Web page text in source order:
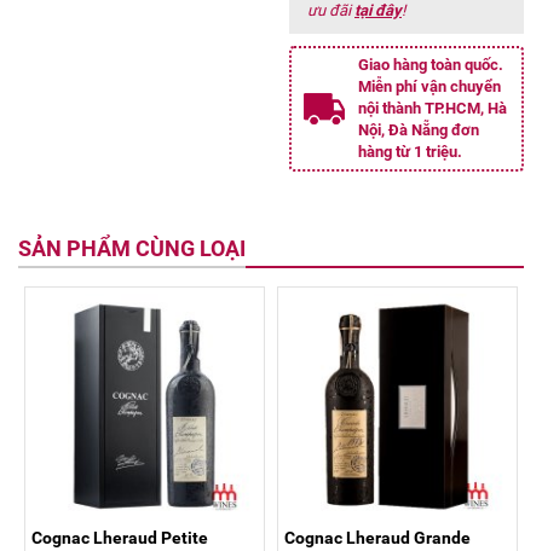
ưu đãitại đây!
Giao hàng toàn quốc.
Miễn phí vận chuyển
nội thành TP.HCM, Hà
Nội, Đà Nẵng đơn
hàng từ 1 triệu.
SẢN PHẨM CÙNG LOẠI
Cognac Lheraud Petite
Cognac Lheraud Grande